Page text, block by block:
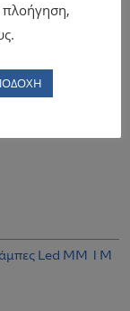
πλοήγηση,